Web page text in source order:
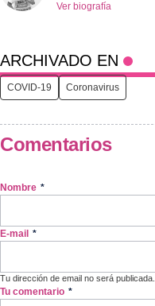
Ver biografía
ARCHIVADO EN
COVID-19 Coronavirus
Comentarios
Nombre *
E-mail *
Tu dirección de email no será publicada.
Tu comentario *